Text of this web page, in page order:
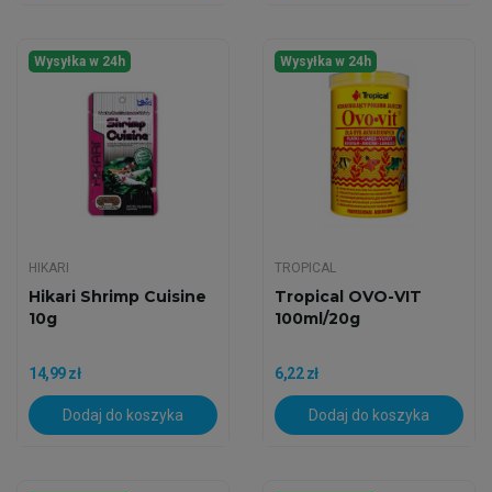
Wysyłka w 24h
HIKARI
Hikari Shrimp Cuisine
10g
14,99 zł
Dodaj do koszyka
Wysyłka w 24h
TROPICAL
Tropical OVO-VIT
100ml/20g
6,22 zł
Dodaj do koszyka